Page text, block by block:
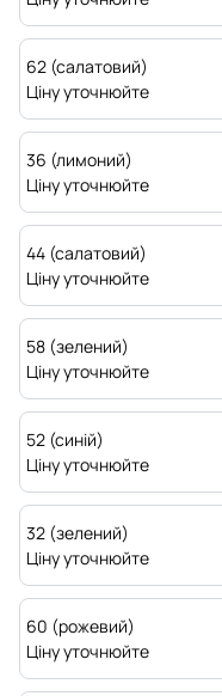
62 (салатовий)
Ціну уточнюйте
36 (лимоний)
Ціну уточнюйте
44 (салатовий)
Ціну уточнюйте
58 (зелений)
Ціну уточнюйте
52 (синій)
Ціну уточнюйте
32 (зелений)
Ціну уточнюйте
60 (рожевий)
Ціну уточнюйте